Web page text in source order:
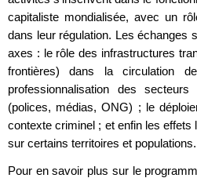
capitaliste mondialisée, avec un
dans leur régulation. Les échanges
axes : le rôle des infrastructures
frontières) dans la circulation
professionnalisation des
(polices, médias, ONG) ; le
contexte criminel ; et enfin les
sur certains territoires et populations.
Pour en savoir plus sur le